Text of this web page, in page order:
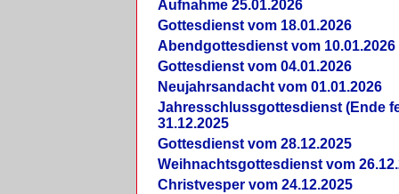
Aufnahme 25.01.2026
Gottesdienst vom 18.01.2026
Abendgottesdienst vom 10.01.2026
Gottesdienst vom 04.01.2026
Neujahrsandacht vom 01.01.2026
Jahresschlussgottesdienst (Ende
31.12.2025
Gottesdienst vom 28.12.2025
Weihnachtsgottesdienst vom
Christvesper vom 24.12.2025